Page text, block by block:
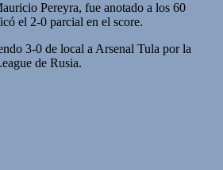
Pereyra, fue anotado a los 60
el 2-0 parcial en el score.
3-0 de local a Arsenal Tula por la
de Rusia.